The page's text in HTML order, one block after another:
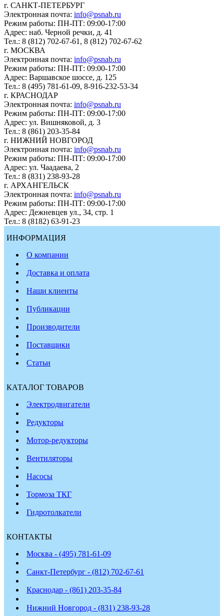
г. САНКТ-ПЕТЕРБУРГ
Электронная почта: info@psnab.ru
Режим работы: ПН-ПТ: 09:00-17:00
Адрес: наб. Черной речки, д. 41
Тел.: 8 (812) 702-67-61, 8 (812) 702-67-62
г. МОСКВА
Электронная почта: info@psnab.ru
Режим работы: ПН-ПТ: 09:00-17:00
Адрес: Варшавское шоссе, д. 125
Тел.: 8 (495) 781-61-09, 8-916-232-53-34
г. КРАСНОДАР
Электронная почта: info@psnab.ru
Режим работы: ПН-ПТ: 09:00-17:00
Адрес: ул. Вишняковой, д. 3
Тел.: 8 (861) 203-35-84
г. НИЖНИЙ НОВГОРОД
Электронная почта: info@psnab.ru
Режим работы: ПН-ПТ: 09:00-17:00
Адрес: ул. Чаадаева, 2
Тел.: 8 (831) 238-93-28
г. АРХАНГЕЛЬСК
Электронная почта: info@psnab.ru
Режим работы: ПН-ПТ: 09:00-17:00
Адрес: Дежневцев ул., 34, стр. 1
Тел.: 8 (8182) 63-91-23
ИНФОРМАЦИЯ
О компании
Доставка и оплата
Наши клиенты
Публикации
Производители
Поставщики
Статьи
КАТАЛОГ ТОВАРОВ
Электродвигатели
Редукторы
Мотор-редукторы
Вентиляторы
Насосы
Тормоза ТКГ
Гидротолкатели
КОНТАКТЫ
Москва - (495) 781-61-09
Санкт-Петербург - (812) 702-67-61
Краснодар - (861) 203-35-84
Нижний Новгород - (831) 238-93-28